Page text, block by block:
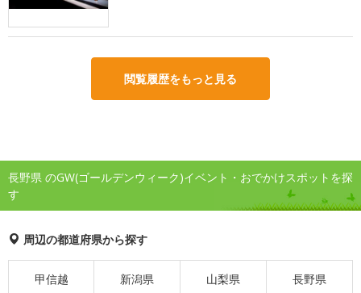
閲覧履歴をもっと見る
長野県 のGW(ゴールデンウィーク)イベント・おでかけスポットを探
す
周辺の都道府県から探す
甲信越 新潟県 山梨県 長野県